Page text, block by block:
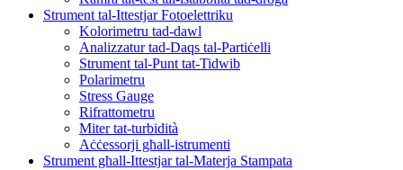
Strument tal-Ittestjar Fotoelettriku
Kolorimetru tad-dawl
Analizzatur tad-Daqs tal-Partiċelli
Strument tal-Punt tat-Tidwib
Polarimetru
Stress Gauge
Rifrattometru
Miter tat-turbidità
Aċċessorji għall-istrumenti
Strument għall-Ittestjar tal-Materja Stampata